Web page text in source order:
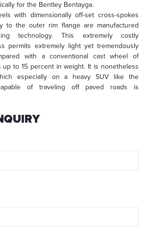
for the Bentley Bentayga.
with dimensionally off-set cross-spokes
to the outer rim flange are manufactured
technology. This extremely costly
permits extremely light yet tremendously
with a conventional cast wheel of
up to 15 percent in weight. It is nonetheless
especially on a heavy SUV like the
of traveling off paved roads is